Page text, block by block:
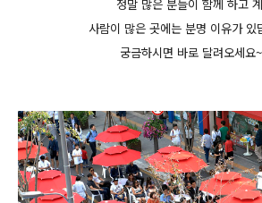
정말 많은 분들이 함께 하고
사람이 많은 곳에는 분명 이유가
궁금하시면 바로 달려오세요